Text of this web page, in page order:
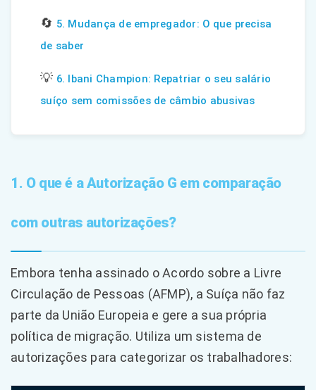
🔄 5. Mudança de empregador: O que precisa
de saber
💡 6. Ibani Champion: Repatriar o seu salário
suíço sem comissões de câmbio abusivas
1. O que é a Autorização G em comparação
com outras autorizações?
Embora tenha assinado o Acordo sobre a Livre
Circulação de Pessoas (AFMP), a Suíça não faz
parte da União Europeia e gere a sua própria
política de migração. Utiliza um sistema de
autorizações para categorizar os trabalhadores: